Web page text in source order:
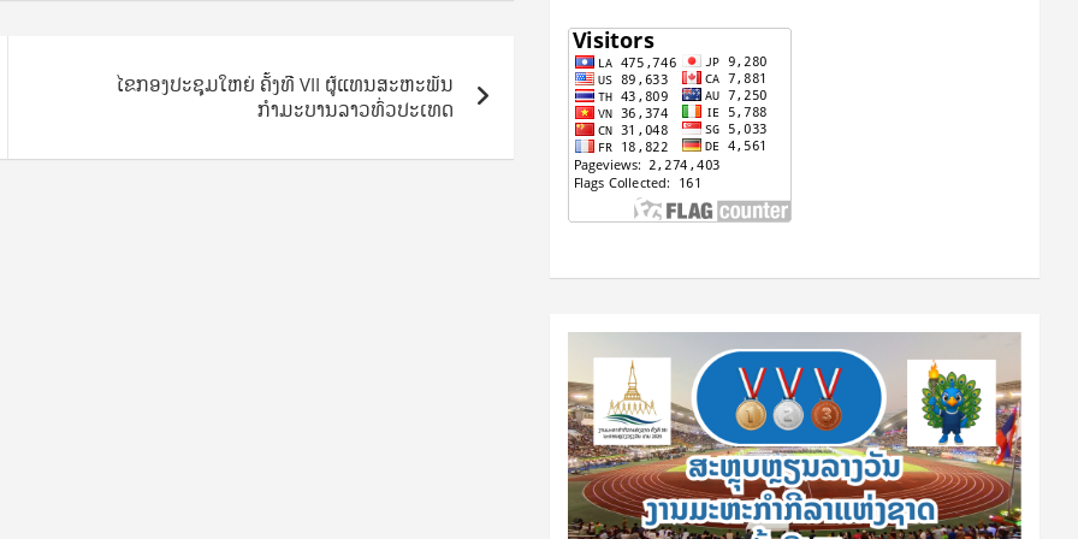
ໄຂກອງປະຊຸມໃຫຍ່ ຄັ້ງທີ VII ຜູ້ແທນສະຫະພັນ
ກຳມະບານລາວທົ່ວປະເທດ